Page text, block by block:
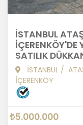
İSTANBUL
İÇERENKÖY'DE
SATILIK
İSTANBUL /
İÇERENKÖY
₺5.000.000